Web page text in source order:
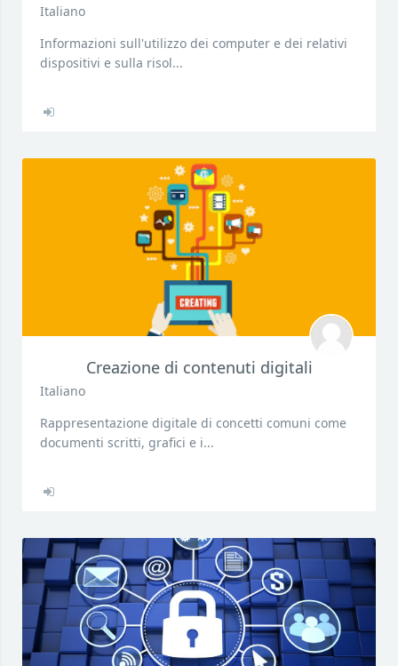
Italiano
Informazioni sull'utilizzo dei computer e dei relativi
dispositivi e sulla risol...
Creazione di contenuti digitali
Italiano
Rappresentazione digitale di concetti comuni come
documenti scritti, grafici e i...